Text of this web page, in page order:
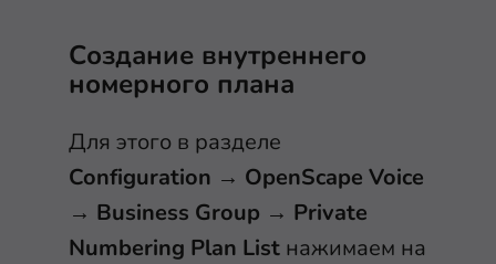
Создание внутреннего
номерного плана
Для этого в разделе
Configuration → OpenScape Voice
→ Business Group → Private
Numbering Plan List нажимаем на